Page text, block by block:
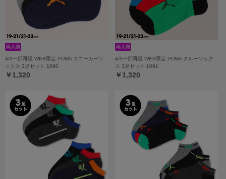
4/3一部再販 WEB限定 PUMA スニーカーソ
ックス 3足セット 1090
￥1,320
4/3一部再販 WEB限定 PUMA クルーソック
ス 3足セット 1091
￥1,320